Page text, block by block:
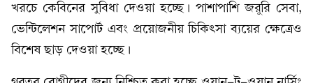
খরচে কেবিনের সুবিধা দেওয়া হচ্ছে। পাশাপাশি জরুরি সেবা,
ভেন্টিলেশন সাপোর্ট এবং প্রয়োজনীয় চিকিৎসা ব্যয়ের ক্ষেত্রেও
বিশেষ ছাড় দেওয়া হচ্ছে।